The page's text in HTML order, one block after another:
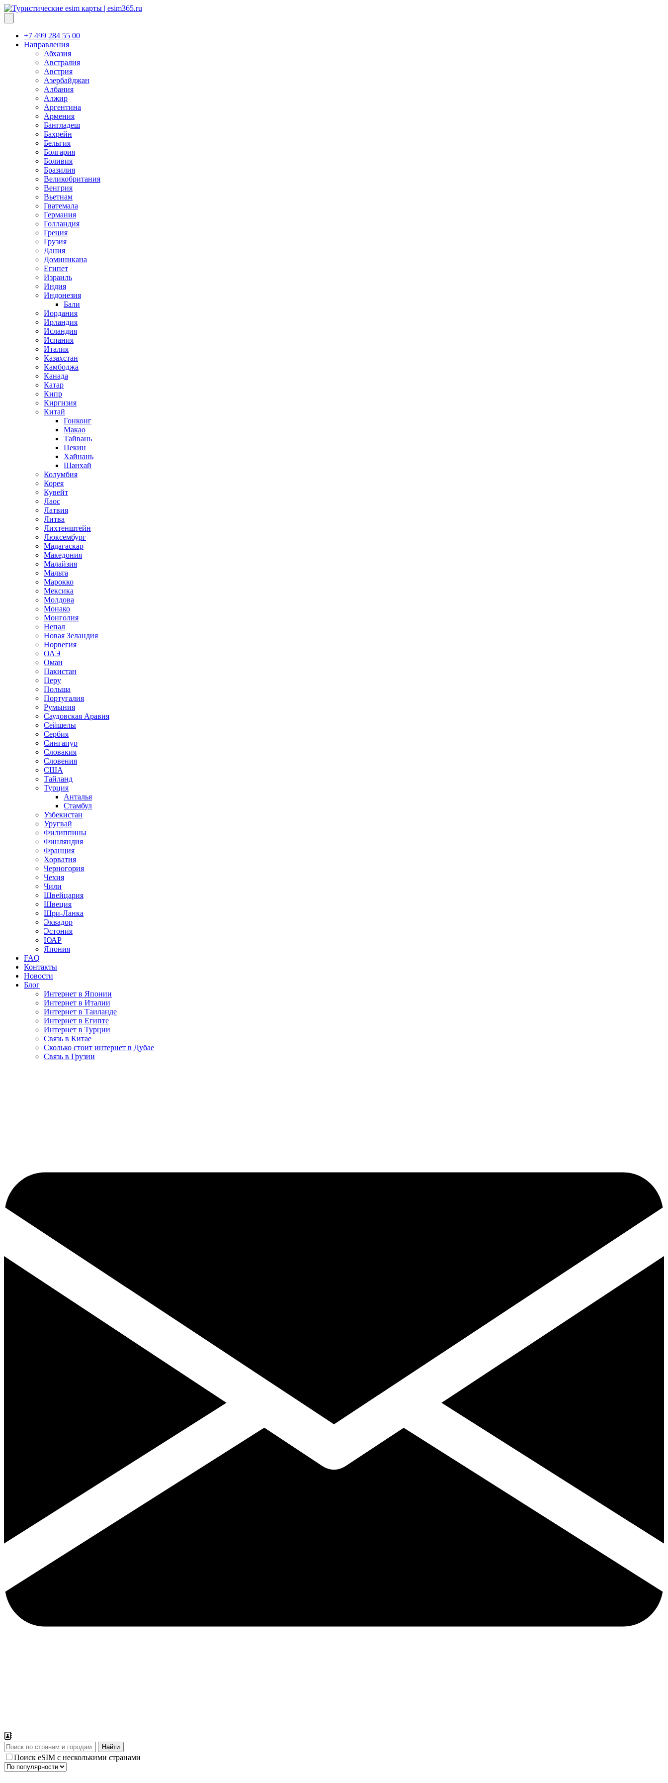
+7 499 284 55 00
Направления
Абхазия
Австралия
Австрия
Азербайджан
Албания
Алжир
Аргентина
Армения
Бангладеш
Бахрейн
Бельгия
Болгария
Боливия
Бразилия
Великобритания
Венгрия
Вьетнам
Гватемала
Германия
Голландия
Греция
Грузия
Дания
Доминикана
Египет
Израиль
Индия
Индонезия
Бали
Иордания
Ирландия
Исландия
Испания
Италия
Казахстан
Камбоджа
Канада
Катар
Кипр
Киргизия
Китай
Гонконг
Макао
Тайвань
Пекин
Хайнань
Шанхай
Колумбия
Корея
Кувейт
Лаос
Латвия
Литва
Лихтенштейн
Люксембург
Мадагаскар
Македония
Малайзия
Мальта
Марокко
Мексика
Молдова
Монако
Монголия
Непал
Новая Зеландия
Норвегия
ОАЭ
Оман
Пакистан
Перу
Польша
Португалия
Румыния
Саудовская Аравия
Сейшелы
Сербия
Сингапур
Словакия
Словения
США
Тайланд
Турция
Анталья
Стамбул
Узбекистан
Уругвай
Филиппины
Финляндия
Франция
Хорватия
Черногория
Чехия
Чили
Швейцария
Швеция
Шри-Ланка
Эквадор
Эстония
ЮАР
Япония
FAQ
Контакты
Новости
Блог
Интернет в Японии
Интернет в Италии
Интернет в Таиланде
Интернет в Египте
Интернет в Турции
Связь в Китае
Сколько стоит интернет в Дубае
Связь в Грузии
Поиск eSIM с несколькими странами